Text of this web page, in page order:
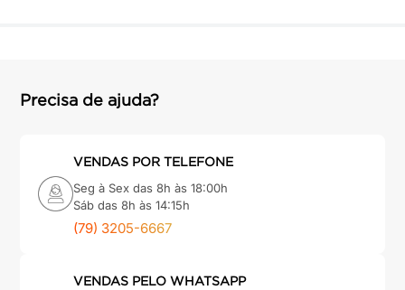
Precisa de ajuda?
VENDAS POR TELEFONE
Seg à Sex das 8h às 18:00h
Sáb das 8h às 14:15h
(79) 3205-6667
VENDAS PELO WHATSAPP